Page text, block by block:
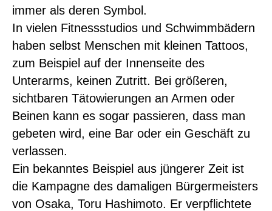
immer als deren Symbol.
In vielen Fitnessstudios und Schwimmbädern
haben selbst Menschen mit kleinen Tattoos,
zum Beispiel auf der Innenseite des
Unterarms, keinen Zutritt. Bei größeren,
sichtbaren Tätowierungen an Armen oder
Beinen kann es sogar passieren, dass man
gebeten wird, eine Bar oder ein Geschäft zu
verlassen.
Ein bekanntes Beispiel aus jüngerer Zeit ist
die Kampagne des damaligen Bürgermeisters
von Osaka, Toru Hashimoto. Er verpflichtete